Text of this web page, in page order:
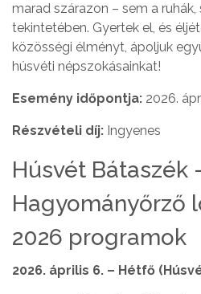
marad szárazon – sem a
tekintetében. Gyertek el, és
közösségi élményt, ápoljuk
húsvéti népszokásainkat!
Esemény időpontja: 2026.
Részvételi díj: Ingyenes
Húsvét Bátaszék -
Hagyományőrző
2026 programok
2026. április 6. – Hétfő